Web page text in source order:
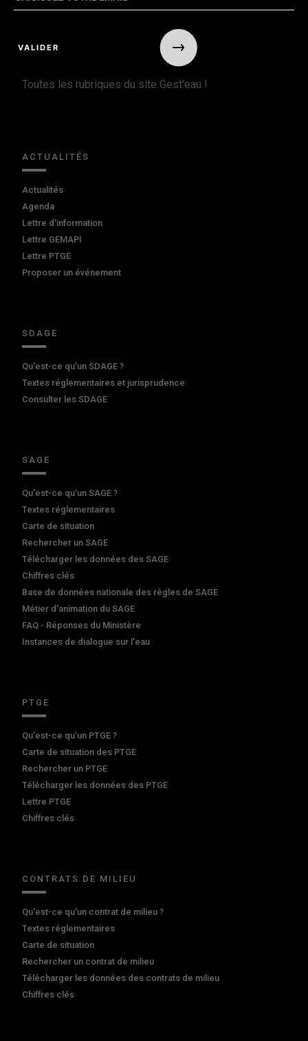
Toutes les rubriques du site Gest'eau !
ACTUALITÉS
Actualités
Agenda
Lettre d'information
Lettre GEMAPI
Lettre PTGE
Proposer un événement
SDAGE
Qu'est-ce qu'un SDAGE ?
Textes réglementaires et jurisprudence
Consulter les SDAGE
SAGE
Qu'est-ce qu'un SAGE ?
Textes réglementaires
Carte de situation
Rechercher un SAGE
Télécharger les données des SAGE
Chiffres clés
Base de données nationale des règles de SAGE
Métier d'animation du SAGE
FAQ - Réponses du Ministère
Instances de dialogue sur l'eau
PTGE
Qu’est-ce qu’un PTGE ?
Carte de situation des PTGE
Rechercher un PTGE
Télécharger les données des PTGE
Lettre PTGE
Chiffres clés
CONTRATS DE MILIEU
Qu'est-ce qu'un contrat de milieu ?
Textes réglementaires
Carte de situation
Rechercher un contrat de milieu
Télécharger les données des contrats de milieu
Chiffres clés